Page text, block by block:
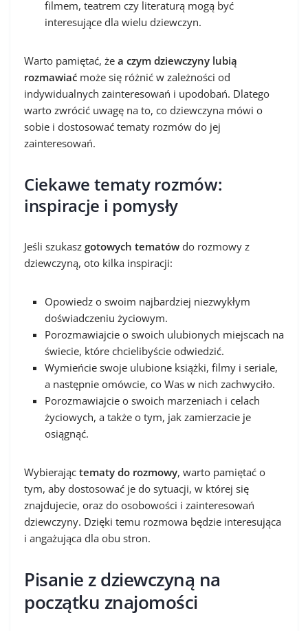
filmem, teatrem czy literaturą mogą być
interesujące dla wielu dziewczyn.
Warto pamiętać, że a czym dziewczyny lubią
rozmawiać może się różnić w zależności od
indywidualnych zainteresowań i upodobań. Dlatego
warto zwrócić uwagę na to, co dziewczyna mówi o
sobie i dostosować tematy rozmów do jej
zainteresowań.
Ciekawe tematy rozmów:
inspiracje i pomysły
Jeśli szukasz gotowych tematów do rozmowy z
dziewczyną, oto kilka inspiracji:
Opowiedz o swoim najbardziej niezwykłym
doświadczeniu życiowym.
Porozmawiajcie o swoich ulubionych miejscach na
świecie, które chcielibyście odwiedzić.
Wymieńcie swoje ulubione książki, filmy i seriale,
a następnie omówcie, co Was w nich zachwyciło.
Porozmawiajcie o swoich marzeniach i celach
życiowych, a także o tym, jak zamierzacie je
osiągnąć.
Wybierając tematy do rozmowy, warto pamiętać o
tym, aby dostosować je do sytuacji, w której się
znajdujecie, oraz do osobowości i zainteresowań
dziewczyny. Dzięki temu rozmowa będzie interesująca
i angażująca dla obu stron.
Pisanie z dziewczyną na
początku znajomości